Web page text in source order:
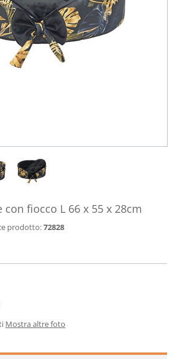
con fiocco L 66 x 55 x 28cm
prodotto:72828
Mostra altre foto